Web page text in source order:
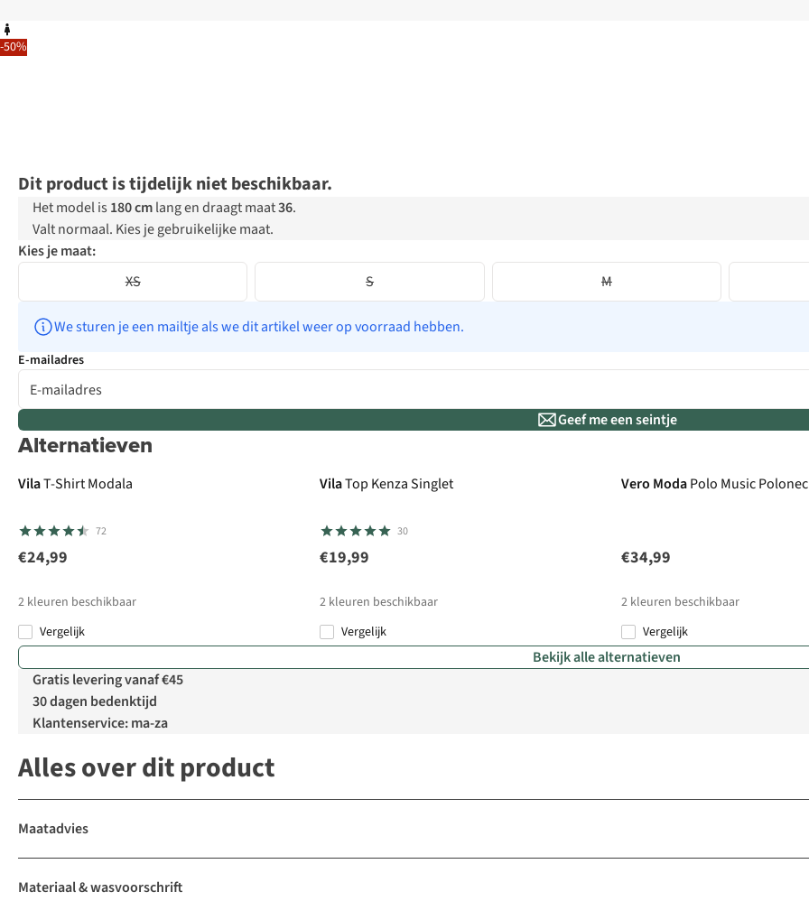
-50%
Dit product is tijdelijk niet beschikbaar.
Het model is 180 cmlang en draagt maat36.
Valt normaal. Kies je gebruikelijke maat.
Kies je maat:
XS
S M
We sturen je een mailtje als we dit artikel weer op voorraad hebben.
E-mailadres
Geef me een seintje
Alternatieven
VilaT-Shirt Modala
72
€24,99
2 kleuren beschikbaar
Vergelijk
VilaTop Kenza Singlet
30
€19,99
2 kleuren beschikbaar
Vergelijk
Vero ModaPolo Music
€34,99
2 kleuren beschikbaar
Vergelijk
Bekijk alle alternatieven
Gratis levering vanaf €45
30 dagen bedenktijd
Klantenservice: ma-za
Alles over dit product
Maatadvies
Materiaal & wasvoorschrift